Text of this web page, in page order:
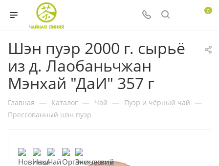
0
Шэн пуэр 2000 г. сырьё
из д. Лаобаньчжан
Мэнхай "ДаИ" 357 г
Главная — Каталог — Чай — Пуэр и чёрный чай —
Прессованный шэн пуэр